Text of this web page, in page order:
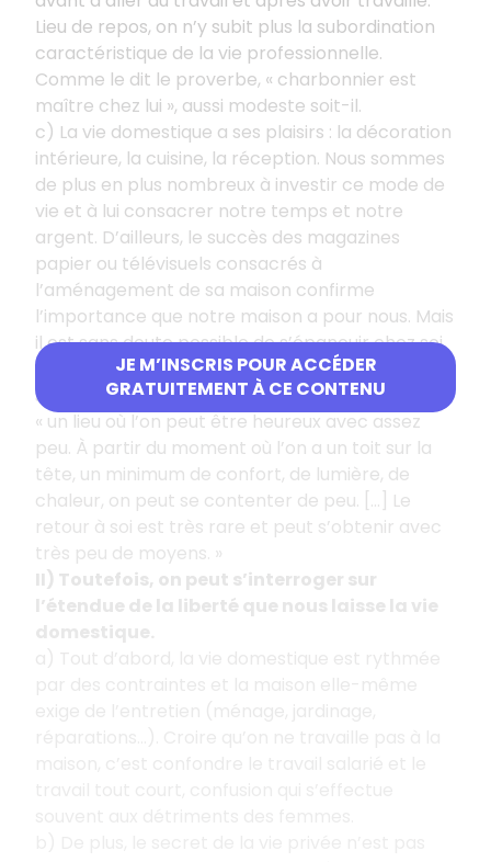
JE M’INSCRIS POUR ACCÉDER
GRATUITEMENT À CE CONTENU
Lieu de repos, on n’y subit plus la subordination
caractéristique de la vie professionnelle.
Comme le dit le proverbe, « charbonnier est
maître chez lui », aussi modeste soit-il.
c) La vie domestique a ses plaisirs : la décoration
intérieure, la cuisine, la réception. Nous sommes
de plus en plus nombreux à investir ce mode de
vie et à lui consacrer notre temps et notre
argent. D’ailleurs, le succès des magazines
papier ou télévisuels consacrés à
l’aménagement de sa maison confirme
l’importance que notre maison a pour nous. Mais
il est sans doute possible de s’épanouir chez soi
sans verser dans le consumérisme. Dans
soi
, Mona Chollet soutient ainsi que la maison est
« un lieu où l’on peut être heureux avec assez
peu. À partir du moment où l’on a un toit sur la
tête, un minimum de confort, de lumière, de
chaleur, on peut se contenter de peu. […] Le
retour à soi est très rare et peut s’obtenir avec
très peu de moyens. »
II) Toutefois, on peut s’interroger sur
l’étendue de la liberté que nous laisse la vie